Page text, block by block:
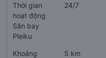
Thời gian
hoạt động
Sân bay
Pleiku
24/7
Khoảng
5 km